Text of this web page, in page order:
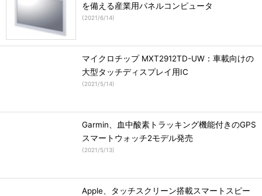
を備える産業用パネルコンピュータ
(2021/6/14)
マイクロチップ MXT2912TD-UW：車載向けの
大型タッチディスプレイ用IC
(2021/5/14)
Garmin、血中酸素トラッキング機能付きのGPS
スマートウォッチ2モデル発売
(2021/5/13)
Apple、タッチスクリーン搭載スマートスピー